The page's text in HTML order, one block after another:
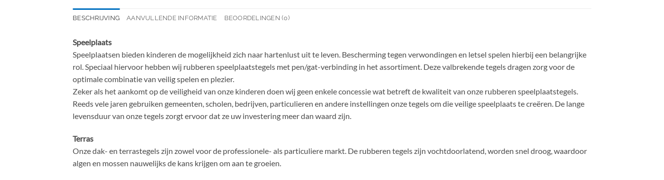
BESCHRIJVING AANVULLENDE INFORMATIE BEOORDELINGEN (0)
Speelplaats
Speelplaatsen bieden kinderen de mogelijkheid zich naar hartenlust uit te leven. Bescherming tegen verwondingen en letsel spelen hierbij een belangrijke
rol. Speciaal hiervoor hebben wij rubberen speelplaatstegels met pen/gat-verbinding in het assortiment. Deze valbrekende tegels dragen zorg voor de
optimale combinatie van veilig spelen en plezier.
Zeker als het aankomt op de veiligheid van onze kinderen doen wij geen enkele concessie wat betreft de kwaliteit van onze rubberen speelplaatstegels.
Reeds vele jaren gebruiken gemeenten, scholen, bedrijven, particulieren en andere instellingen onze tegels om die veilige speelplaats te creëren. De lange
levensduur van onze tegels zorgt ervoor dat ze uw investering meer dan waard zijn.
Terras
Onze dak- en terrastegels zijn zowel voor de professionele- als particuliere markt. De rubberen tegels zijn vochtdoorlatend, worden snel droog, waardoor
algen en mossen nauwelijks de kans krijgen om aan te groeien.